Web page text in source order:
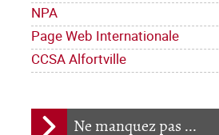
NPA
Page Web Internationale
CCSA Alfortville
Ne manquez pas ...